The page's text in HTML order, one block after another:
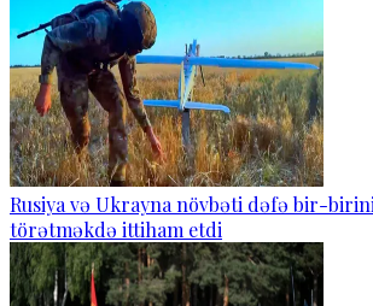
Rusiya və Ukrayna növbəti dəfə bir-
törətməkdə ittiham etdi